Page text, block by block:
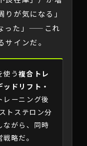
が気になる」
った」——これ
インだ。
使う複合トレ
ドリフト・
レーニング後
トステロン分
ながら、同時
略だ。